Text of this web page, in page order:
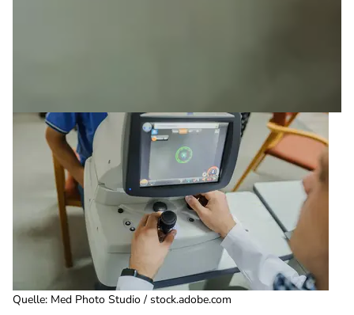
Quelle: Med Photo Studio / stock.adobe.com